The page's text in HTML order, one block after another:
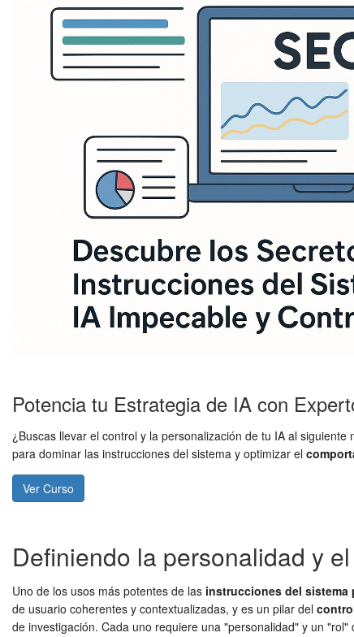
Potencia tu Estrategia de IA con
¿Buscas llevar el control y la personalización de tu IA al
para dominar las instrucciones del sistema y optimizar el
Ver Curso
Definiendo la personalidad y
Uno de los usos más potentes de las instrucciones del sistema
de usuario coherentes y contextualizadas, y es un pilar del
de investigación. Cada uno requiere una "personalidad" y un